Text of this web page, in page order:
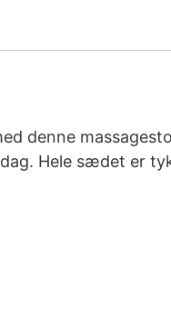
denne
Hele sædet er